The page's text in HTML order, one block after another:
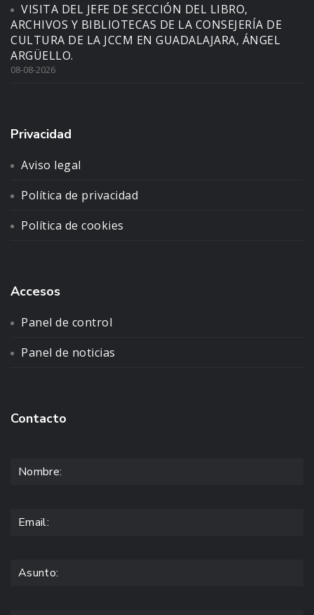
VISITA DEL JEFE DE SECCIÓN DEL LIBRO,
ARCHIVOS Y BIBLIOTECAS DE LA CONSEJERÍA DE
CULTURA DE LA JCCM EN GUADALAJARA, ÁNGEL
ARGÜELLO.
08-08-2026
Privacidad
Aviso legal
Política de privacidad
Política de cookies
Accesos
Panel de control
Panel de noticias
Contacto